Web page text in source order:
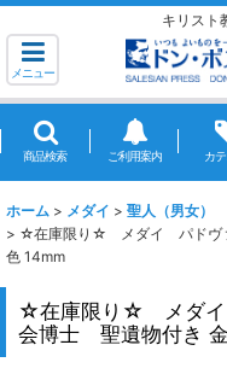
キリス
メニュー
商品検索 ご利用案内 カ
ホーム > メダイ > 聖人（男女）
> ☆在庫限り☆ メダイ パドヴ
色 14mm
☆在庫限り☆ メダイ
会博士 聖遺物付き